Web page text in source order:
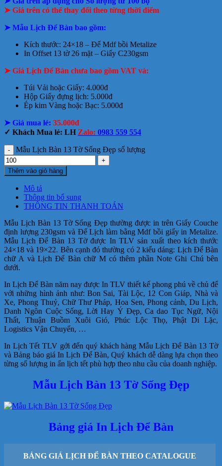
➤Giá trên có thể thay đổi theo từng thời điểm
➤ Mẫu Lịch Để Bàn bao gồm:
Kích thước: 24×18 – Đế Mdf bồi Metalize
In Offset 13 tờ 26 mặt – Giấy C230gsm
➤ Giá Lịch Để Bàn chưa bao gồm VAT và:
Túi Vải hoặc Giấy: 4.000đ
Hộp Giấy đựng lịch: 5.000đ
Ép kim Vàng hoặc Bạc: 5.000đ
➤ Giá mua lẻ: 35.000đ
✓ Khách Mua lẻ: LH Zalo: 0983 559 554
Mẫu Lịch Bàn 13 Tờ Sống Đẹp số lượng
Thêm vào giỏ hàng
Mô tả
Thông tin bổ sung
THÔNG TIN THANH TOÁN
Mẫu Lịch Bàn 13 Tờ Sống Đẹp thường được in trên Giấy Couche
định lượng 230gsm và Đế Lịch làm bằng Mdf bồi giấy in Metalize.
Mẫu Lịch Để Bàn 13 Tờ được In TLV sản xuất theo kích thước
24×18 và 19×22. Bên cạnh đó thường có 2 kiểu dáng: Lịch Để Bàn
chữ A và Lịch Để Bàn chữ M có thêm phần Note Ghi Chú bên
dưới.
In Lịch Để Bàn năm nay được In TLV thiết kế phong phú về chủ để
với những hình ảnh như: Bon Sai, Tài Lộc, 12 Con Giáp, Nhà và
Xe, Phong Thuỷ, Chữ Thư Pháp, Hoa Sen, Phong cảnh, Du Lịch,
Danh Ngôn Cuộc Sống, Lời Hay Ý Đẹp, Ca dao Tục Ngữ, Nội
Thất, Thuận Buồm Xuôi Gió, Phúc Lộc Thọ, Phật Di Lặc,
Logistics Vận Chuyển, …
In Lịch Tết TLV gởi đến quý khách hàng Mẫu Lịch Để Bàn 13 Tờ
và Bảng báo giá In Lịch Để Bàn, Quý khách dễ dàng lựa chọn theo
từng số lượng in ấn lịch tết phù hợp theo nhu cầu của doanh nghiệp.
Mẫu Lịch Bàn 13 Tờ Sống Đẹp
Bảng giá In Lịch Để Bàn
BẢNG GIÁ LỊCH ĐỂ BÀN THEO CATALOGUE